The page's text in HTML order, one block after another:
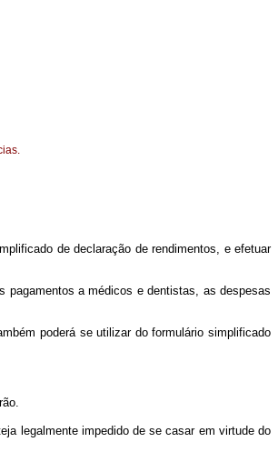
de declaração de rendimentos, e efetuar
pagamentos a médicos e dentistas, as despesas
poderá se utilizar do formulário simplificado
legalmente impedido de se casar em virtude do